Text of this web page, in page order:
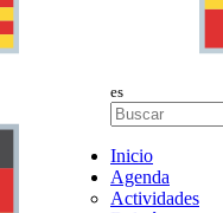
es
Inicio
Agenda
Actividades